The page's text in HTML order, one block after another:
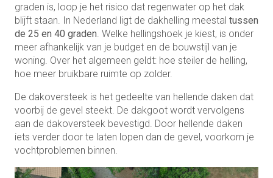
graden is, loop je het risico dat regenwater op het dak
blijft staan. In Nederland ligt de dakhelling meestal tussen
de 25 en 40 graden . Welke hellingshoek je kiest, is onder
meer afhankelijk van je budget en de bouwstijl van je
woning. Over het algemeen geldt: hoe steiler de helling,
hoe meer bruikbare ruimte op zolder.
De dakoversteek is het gedeelte van hellende daken dat
voorbij de gevel steekt. De dakgoot wordt vervolgens
aan de dakoversteek bevestigd. Door hellende daken
iets verder door te laten lopen dan de gevel, voorkom je
vochtproblemen binnen.